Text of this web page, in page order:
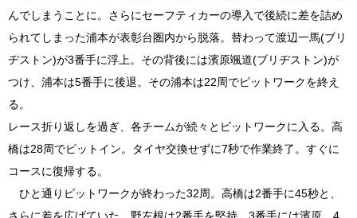
んでしまうことに。さらにセーフティカーの導入で後続に差を詰め
られてしまった浦本が表彰台圏内から脱落。替わって渡辺一馬(ブリ
ヂストン)が3番手に浮上。その背後には濱原颯道(ブリヂストン)が
つけ、浦本は5番手に後退。その浦本は22周でピットワークを終え
る。
レース折り返しを過ぎ、各チームが続々とピットワークに入る。高
橋は28周でピットイン。タイヤ交換せずに7秒で作業終了。すぐに
コースに復帰する。
ひと通りピットワークが終わった32周。高橋は2番手に45秒と、